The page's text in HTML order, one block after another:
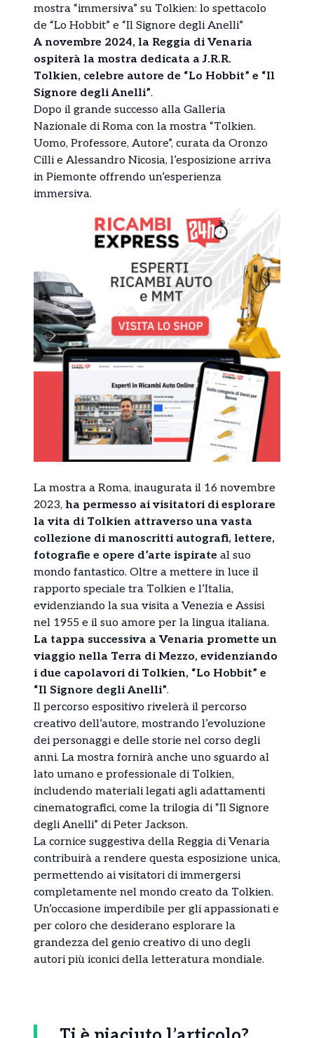
mostra “immersiva” su Tolkien: lo spettacolo
de “Lo Hobbit” e “Il Signore degli Anelli”
A novembre 2024, la Reggia di Venaria
ospiterà la mostra dedicata a J.R.R.
Tolkien, celebre autore de “Lo Hobbit” e “Il
Signore degli Anelli”.
Dopo il grande successo alla Galleria
Nazionale di Roma con la mostra “Tolkien.
Uomo, Professore, Autore”, curata da Oronzo
Cilli e Alessandro Nicosia, l’esposizione arriva
in Piemonte offrendo un’esperienza
immersiva.
La mostra a Roma, inaugurata il 16 novembre
2023, ha permesso ai visitatori di esplorare
la vita di Tolkien attraverso una vasta
collezione di manoscritti autografi, lettere,
fotografie e opere d’arte ispirate al suo
mondo fantastico. Oltre a mettere in luce il
rapporto speciale tra Tolkien e l’Italia,
evidenziando la sua visita a Venezia e Assisi
nel 1955 e il suo amore per la lingua italiana.
La tappa successiva a Venaria promette un
viaggio nella Terra di Mezzo, evidenziando
i due capolavori di Tolkien, “Lo Hobbit” e
“Il Signore degli Anelli”.
Il percorso espositivo rivelerà il percorso
creativo dell’autore, mostrando l’evoluzione
dei personaggi e delle storie nel corso degli
anni. La mostra fornirà anche uno sguardo al
lato umano e professionale di Tolkien,
includendo materiali legati agli adattamenti
cinematografici, come la trilogia di “Il Signore
degli Anelli” di Peter Jackson.
La cornice suggestiva della Reggia di Venaria
contribuirà a rendere questa esposizione unica,
permettendo ai visitatori di immergersi
completamente nel mondo creato da Tolkien.
Un’occasione imperdibile per gli appassionati e
per coloro che desiderano esplorare la
grandezza del genio creativo di uno degli
autori più iconici della letteratura mondiale.